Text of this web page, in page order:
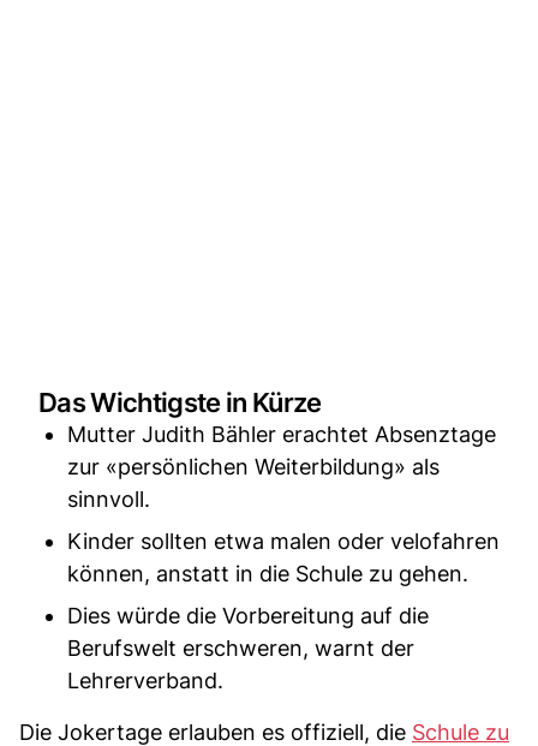
Das Wichtigste in Kürze
Mutter Judith Bähler erachtet Absenztage
zur «persönlichen Weiterbildung» als
sinnvoll.
Kinder sollten etwa malen oder velofahren
können, anstatt in die Schule zu gehen.
Dies würde die Vorbereitung auf die
Berufswelt erschweren, warnt der
Lehrerverband.
Die Jokertage erlauben es offiziell, die Schule zu